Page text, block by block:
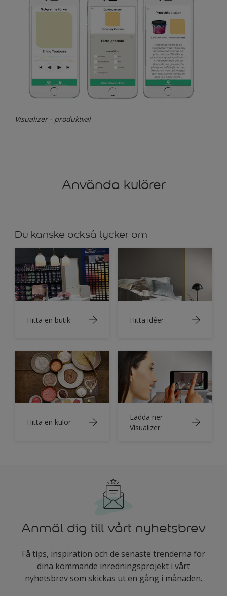
Visualizer - produktval
Använda kulörer
Du kanske också tycker om
Hitta en butik Hitta idéer
Hitta en kulör
Ladda ner
Visualizer
Anmäl dig till vårt nyhetsbrev
Få tips, inspiration och de senaste trenderna för
dina kommande inredningsprojekt i vårt
nyhetsbrev som skickas ut en gång i månaden.